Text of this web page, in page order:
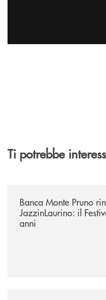
Ti potrebbe
Banca Monte Pruno
JazzinLaurino: il
anni